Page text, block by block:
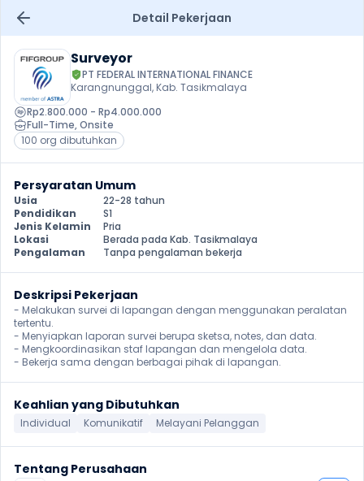
Detail Pekerjaan
Surveyor
PT FEDERAL INTERNATIONAL FINANCE
Karangnunggal, Kab. Tasikmalaya
Rp2.800.000 - Rp4.000.000
Full-Time, Onsite
100 org dibutuhkan
Persyaratan Umum
Usia
22-28 tahun
Pendidikan
S1
Jenis Kelamin
Pria
Lokasi
Berada pada Kab. Tasikmalaya
Pengalaman
Tanpa pengalaman bekerja
Deskripsi Pekerjaan
- Melakukan survei di lapangan dengan menggunakan peralatan
tertentu.
- Menyiapkan laporan survei berupa sketsa, notes, dan data.
- Mengkoordinasikan staf lapangan dan mengelola data.
- Bekerja sama dengan berbagai pihak di lapangan.
Keahlian yang Dibutuhkan
Individual Komunikatif Melayani Pelanggan
Tentang Perusahaan